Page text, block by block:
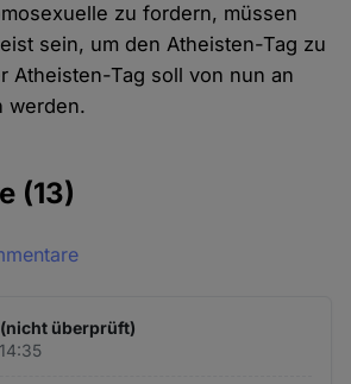
zu fordern, müssen
sein, um den Atheisten-Tag zu
Atheisten-Tag soll von nun an
werden.
(13)
überprüft)